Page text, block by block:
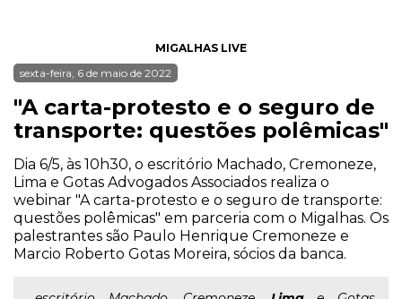
MIGALHAS LIVE
sexta-feira, 6 de maio de 2022
"A carta-protesto e o seguro de
transporte: questões polêmicas"
Dia 6/5, às 10h30, o escritório Machado, Cremoneze,
Lima e Gotas Advogados Associados realiza o
webinar "A carta-protesto e o seguro de transporte:
questões polêmicas" em parceria com o Migalhas. Os
palestrantes são Paulo Henrique Cremoneze e
Marcio Roberto Gotas Moreira, sócios da banca.